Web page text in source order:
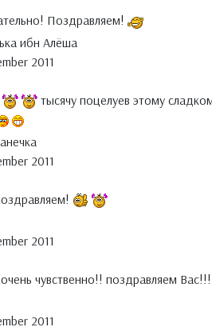
Поздравляем!
ибн Алёша
2011
тысячу поцелуев этому
2011
2011
чувственно!! поздравляем
2011